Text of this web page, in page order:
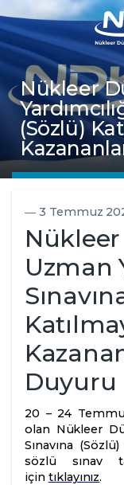
Bilgi
Nükleer
(Sözlü)
― 3 Temmuz
Uzman
Duyuru
20 – 24
olan Nükleer
Sınavına
sözlü sınav
için tıklayınız.